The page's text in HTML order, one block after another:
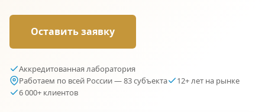
Оставить заявку
Аккредитованная лаборатория
Работаем по всей России — 83 субъекта
12+ лет на рынке
6 000+ клиентов